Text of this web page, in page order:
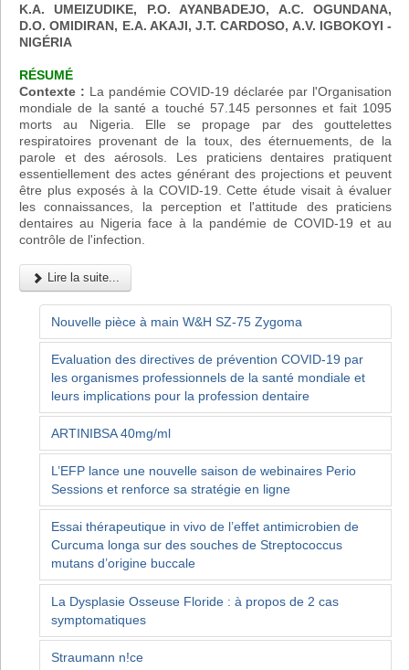
K.A. UMEIZUDIKE, P.O. AYANBADEJO, A.C. OGUNDANA,
D.O. OMIDIRAN, E.A. AKAJI, J.T. CARDOSO, A.V. IGBOKOYI -
NIGÉRIA
RÉSUMÉ
Contexte : La pandémie COVID-19 déclarée par l'Organisation
mondiale de la santé a touché 57.145 personnes et fait 1095
morts au Nigeria. Elle se propage par des gouttelettes
respiratoires provenant de la toux, des éternuements, de la
parole et des aérosols. Les praticiens dentaires pratiquent
essentiellement des actes générant des projections et peuvent
être plus exposés à la COVID-19. Cette étude visait à évaluer
les connaissances, la perception et l'attitude des praticiens
dentaires au Nigeria face à la pandémie de COVID-19 et au
contrôle de l'infection.
Lire la suite...
Nouvelle pièce à main W&H SZ-75 Zygoma
Evaluation des directives de prévention COVID-19 par
les organismes professionnels de la santé mondiale et
leurs implications pour la profession dentaire
ARTINIBSA 40mg/ml
L’EFP lance une nouvelle saison de webinaires Perio
Sessions et renforce sa stratégie en ligne
Essai thérapeutique in vivo de l’effet antimicrobien de
Curcuma longa sur des souches de Streptococcus
mutans d’origine buccale
La Dysplasie Osseuse Floride : à propos de 2 cas
symptomatiques
Straumann n!ce